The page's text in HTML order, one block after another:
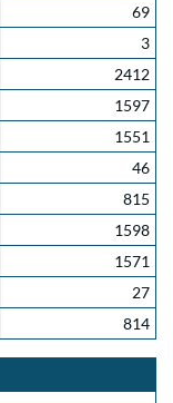
69
3
2412
1597
1551
46
815
1598
1571
27
814